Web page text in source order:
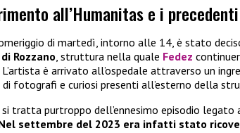
all’Humanitas e i
di martedì, intorno alle 14, è stato
Rozzano, struttura nella quale Fedez
è arrivato all’ospedale attraverso un
di fotografi e curiosi presenti all’esterno della
si tratta purtroppo dell’ennesimo episodio legato
settembre del 2023 era infatti stato